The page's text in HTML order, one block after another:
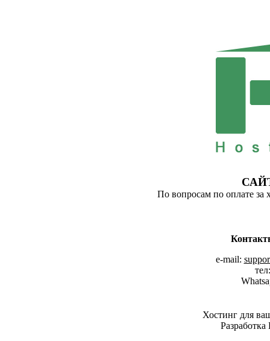
По вопросам по оплате за
e-mail:
Хостинг для